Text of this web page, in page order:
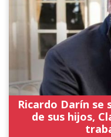
Ricardo Darín se
de sus hijos,